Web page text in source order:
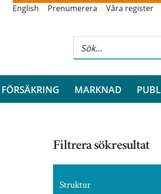
English Prenumerera Våra register
FÖRSÄKRING MARKNAD
Filtrera sökresultat
Struktur